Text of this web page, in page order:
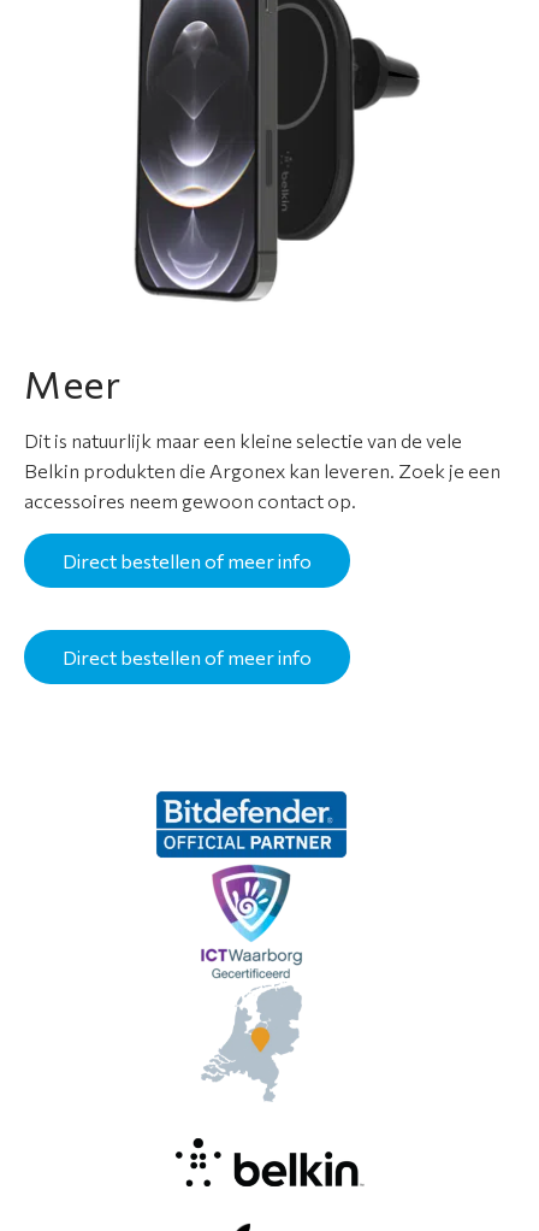
Meer
Dit is natuurlijk maar een kleine selectie van de vele
Belkin produkten die Argonex kan leveren. Zoek je een
accessoires neem gewoon contact op.
Direct bestellen of meer info
Direct bestellen of meer info